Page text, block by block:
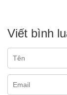
Viết bình